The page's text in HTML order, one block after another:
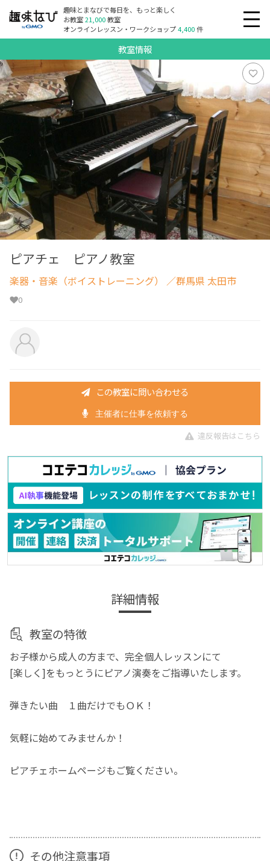
趣味とまなびで毎日を、もっと楽しく
お教室21,000教室
オンラインレッスン・ワークショップ4,400件
教室情報
ピアチェ ピアノ教室
楽器・音楽（ボイストレーニング） ／群馬県 太田市
0
この教室に問い合わせる
主催者に仕事を依頼する
違反報告はこちら
詳細情報
教室の特徴
お子様から成人の方まで、完全個人レッスンにて
[楽しく]をもっとうにピアノ演奏をご指導いたします。
弾きたい曲 １曲だけでもＯＫ！
気軽に始めてみませんか！
ピアチェホームページもご覧ください。
その他注意事項